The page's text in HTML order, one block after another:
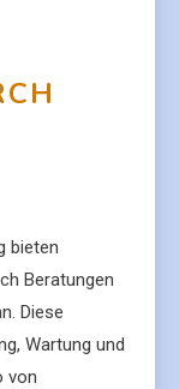
bieten
Beratungen
Diese
Wartung und
von